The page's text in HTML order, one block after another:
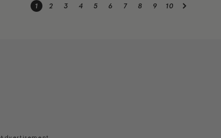
1 2 3 4 5 6 7 8 9 10